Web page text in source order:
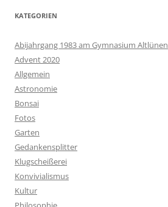
KATEGORIEN
Abijahrgang 1983 am Gymnasium Altlünen
Advent 2020
Allgemein
Astronomie
Bonsai
Fotos
Garten
Gedankensplitter
Klugscheißerei
Konvivialismus
Kultur